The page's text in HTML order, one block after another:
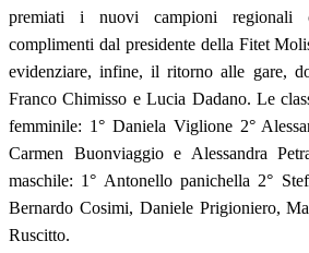
premiati i nuovi campioni regionali
complimenti dal presidente della Fitet
evidenziare, infine, il ritorno alle gare,
Franco Chimisso e Lucia Dadano. Le
femminile: 1° Daniela Viglione 2°
Carmen Buonviaggio e Alessandra
maschile: 1° Antonello panichella 2°
Bernardo Cosimi, Daniele Prigioniero,
Ruscitto.